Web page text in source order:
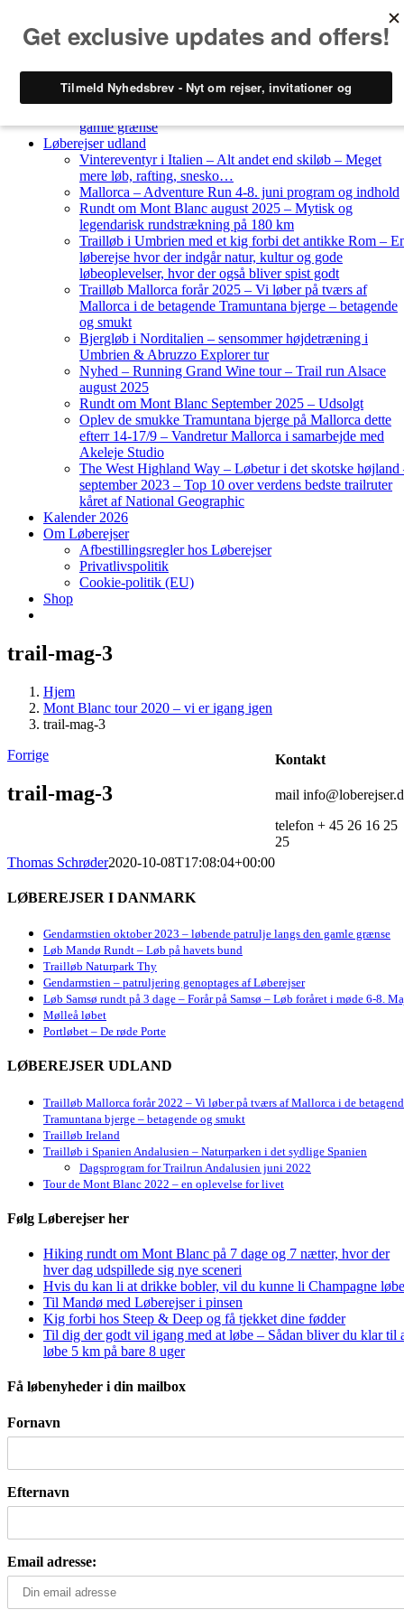
Løberejser Danmark
gamle grænse
Løberejser udland
Vintereventyr i Italien – Alt andet end skiløb – Meget
mere løb, rafting, snesko…
Mallorca – Adventure Run 4-8. juni program og indhold
Rundt om Mont Blanc august 2025 – Mytisk og
legendarisk rundstrækning på 180 km
Trailløb i Umbrien med et kig forbi det antikke Rom –
løberejse hvor der indgår natur, kultur og gode
løbeoplevelser, hvor der også bliver spist godt
Trailløb Mallorca forår 2025 – Vi løber på tværs af
Mallorca i de betagende Tramuntana bjerge – betagende
og smukt
Bjergløb i Norditalien – sensommer højdetræning i
Umbrien & Abruzzo Explorer tur
Nyhed – Running Grand Wine tour – Trail run Alsace
august 2025
Rundt om Mont Blanc September 2025 – Udsolgt
Oplev de smukke Tramuntana bjerge på Mallorca dette
efterr 14-17/9 – Vandretur Mallorca i samarbejde med
Akeleje Studio
The West Highland Way – Løbetur i det skotske højland
september 2023 – Top 10 over verdens bedste trailruter
kåret af National Geographic
Kalender 2026
Om Løberejser
Afbestillingsregler hos Løberejser
Privatlivspolitik
Cookie-politik (EU)
Shop
trail-mag-3
Hjem
Mont Blanc tour 2020 – vi er igang igen
trail-mag-3
Forrige
trail-mag-3
Thomas Schrøder2020-10-08T17:08:04+00:00
LØBEREJSER I DANMARK
Gendarmstien oktober 2023 – løbende patrulje langs den gamle grænse
Løb Mandø Rundt – Løb på havets bund
Trailløb Naturpark Thy
Gendarmstien – patruljering genoptages af Løberejser
Løb Samsø rundt på 3 dage – Forår på Samsø – Løb foråret i møde 6-8.
Mølleå løbet
Portløbet – De røde Porte
LØBEREJSER UDLAND
Trailløb Mallorca forår 2022 – Vi løber på tværs af Mallorca i de
Tramuntana bjerge – betagende og smukt
Trailløb Ireland
Trailløb i Spanien Andalusien – Naturparken i det sydlige Spanien
Dagsprogram for Trailrun Andalusien juni 2022
Tour de Mont Blanc 2022 – en oplevelse for livet
Følg Løberejser her
Hiking rundt om Mont Blanc på 7 dage og 7 nætter, hvor der
hver dag udspillede sig nye sceneri
Hvis du kan li at drikke bobler, vil du kunne li Champagne
Til Mandø med Løberejser i pinsen
Kig forbi hos Steep & Deep og få tjekket dine fødder
Til dig der godt vil igang med at løbe – Sådan bliver du klar til
løbe 5 km på bare 8 uger
Få løbenyheder i din mailbox
Fornavn
Efternavn
Email adresse:
Kontakt
mail
telefon + 45 26 16 25
25